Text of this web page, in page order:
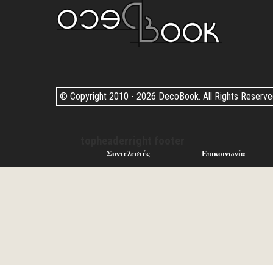
© Copyright 2010 - 2026 DecoBook. All Rights
Συντελεστές Επικοινωνία